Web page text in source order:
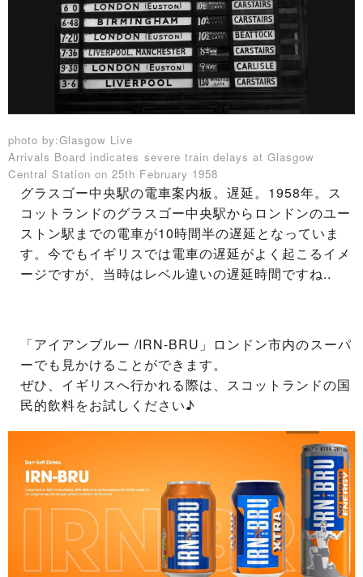
photo by:Glasgow Live
Arrivals Board indicates severe train delays at Glasgow
Central Station on 25th February 1958
グラスゴー中央駅の電車案内板。遅延。1958年。ス
コットランドのグラスゴー中央駅からロンドンのユー
ストン駅までの電車が10時間半の遅延となっていま
す。今でもイギリスでは電車の遅延がよく起こるイメ
ージですが、当時はレベル違いの遅延時間ですね..
「アイアンブルー /IRN-BRU」ロンドン市内のスーパ
ーでも見かけることができます。
ぜひ、イギリスへ行かれる際は、スコットランドの国
民的飲料をお試しください♪